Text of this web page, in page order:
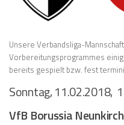
Unsere Verbandsliga-
Vorbereitungsprogrammes
bereits gespielt bzw. fest
Sonntag, 11.02.2018,
VfB Borussia